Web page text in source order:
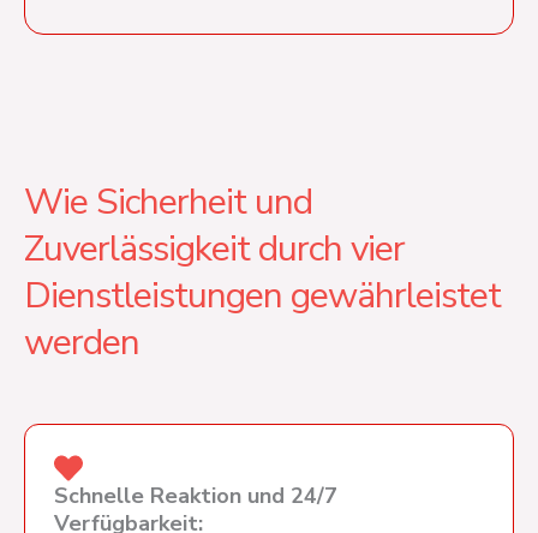
Wie Sicherheit und
Zuverlässigkeit durch vier
Dienstleistungen gewährleistet
werden
Schnelle Reaktion und 24/7
Verfügbarkeit: